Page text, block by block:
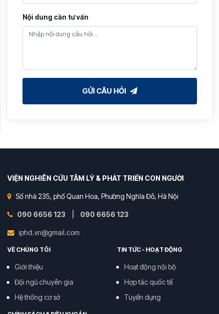
Nội dung cần tư vấn
GỬI CÂU HỎI
VIỆN NGHIÊN CỨU TÂM LÝ & PHÁT TRIỂN CON NGƯỜI
Số nhà 235, phố Quan Hoa, Phường Nghĩa Đô, Hà Nội
090 6656 123 090 6656 123
iphd.vn@gmail.com
VỀ CHÚNG TÔI
Giới thiệu
Đội ngũ chuyên gia
Hệ thống cơ sở
TIN TỨC - HOẠT ĐỘNG
Hoạt động nội bộ
Hợp tác quốc tế
Tuyển dụng